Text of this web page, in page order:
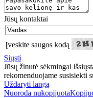
Jūsų kontaktai
Įveskite saugos kodą
Siųsti
Jūsų žinutė sėkmingai
rekomenduojame susisiekti
Uždaryti langą
Nuoroda nukopijuota